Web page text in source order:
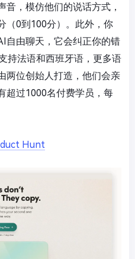
，模仿他们的说话方式，
（0到100分）。此外，你
自由聊天，它会纠正你的错
持法语和西班牙语，更多语
两位创始人打造，他们会亲
超过1000名付费学员，每
Hunt